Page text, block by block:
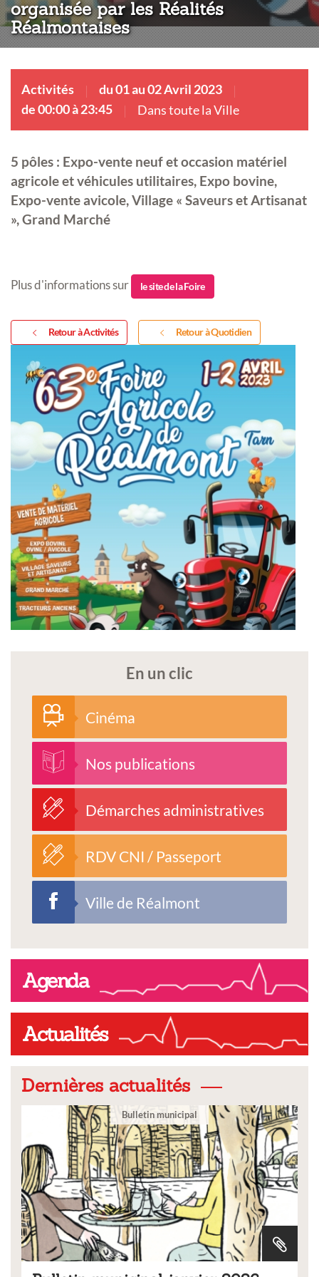
organisée par les Réalités
Réalmontaises
Activités
du 01 au 02 Avril 2023
de 00:00 à 23:45
Dans toute la Ville
5 pôles : Expo-vente neuf et occasion matériel
agricole et véhicules utilitaires, Expo bovine,
Expo-vente avicole, Village « Saveurs et Artisanat
», Grand Marché
Plus d'informations sur le site de la Foire
Retour à Activités Retour à Quotidien
En un clic
Cinéma
Nos publications
Démarches administratives
RDV CNI / Passeport
Ville de Réalmont
Agenda
Actualités
Dernières actualités
Bulletin municipal